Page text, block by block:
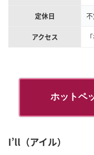
定休日
アクセス
ホットペ
I’ll（アイル）